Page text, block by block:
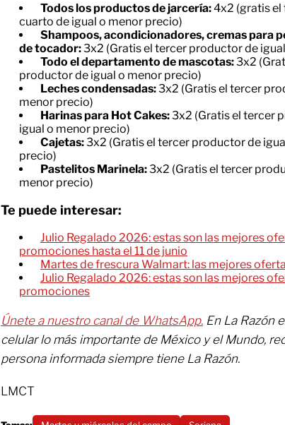
Todos los productos de jarcería:4x2 (gratis el
cuarto de igual o menor precio)
Shampoos, acondicionadores, cremas para
de tocador:3x2 (Gratis el tercer productor de
Todo el departamento de mascotas:3x2
productor de igual o menor precio)
Leches condensadas:3x2 (Gratis el tercer
menor precio)
Harinas para Hot Cakes:3x2 (Gratis el tercer
igual o menor precio)
Cajetas:3x2 (Gratis el tercer productor de
precio)
Pastelitos Marinela:3x2 (Gratis el tercer
menor precio)
Te puede interesar:
Julio Regalado 2026: estas son las mejores
promociones hasta el 11 de junio
Martes de frescura Walmart: las mejores
Julio Regalado 2026: estas son las mejores
promociones
Únete a nuestro canal de WhatsApp. En La Razón
celular lo más importante de México y el Mundo,
persona informada siempre tiene La Razón.
LMCT